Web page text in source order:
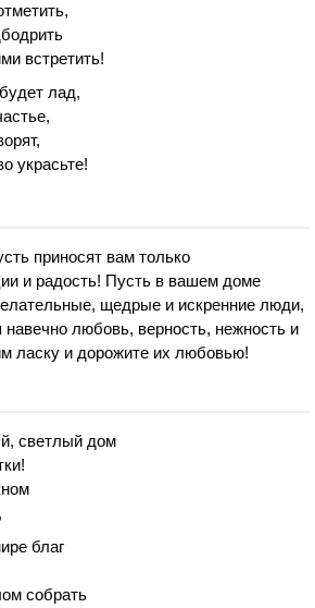
встретить!
лад,
украсьте!
приносят вам только
и радость! Пусть в вашем доме
щедрые и искренние люди,
навечно любовь, верность, нежность и
ласку и дорожите их любовью!
светлый дом
благ
собрать